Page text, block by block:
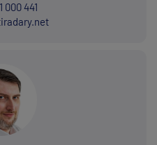
000 441